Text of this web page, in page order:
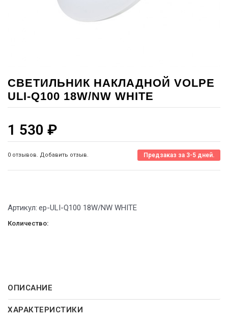
СВЕТИЛЬНИК НАКЛАДНОЙ VOLPE
ULI-Q100 18W/NW WHITE
1 530 ₽
0 отзывов. Добавить отзыв. Предзаказ за 3-5 дней.
Артикул: ep-ULI-Q100 18W/NW WHITE
Количество:
ОПИСАНИЕ
ХАРАКТЕРИСТИКИ